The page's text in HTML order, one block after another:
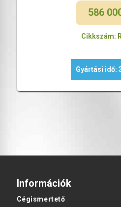
586
Cikkszám:
Gyártási idő:
Információk
Cégismertető